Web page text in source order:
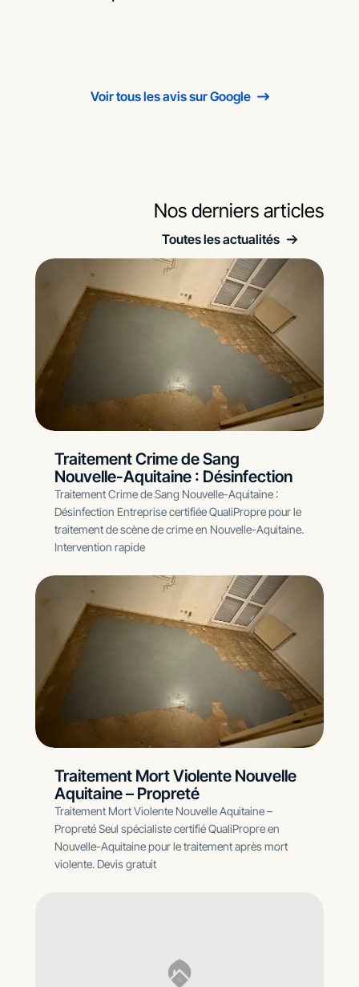
Voir tous les avis sur Google
Nos derniers articles
Toutes les actualités
Traitement Crime de Sang
Nouvelle-Aquitaine : Désinfection
Traitement Crime de Sang Nouvelle-Aquitaine :
Désinfection Entreprise certifiée QualiPropre pour le
traitement de scène de crime en Nouvelle-Aquitaine.
Intervention rapide
Traitement Mort Violente Nouvelle
Aquitaine – Propreté
Traitement Mort Violente Nouvelle Aquitaine –
Propreté Seul spécialiste certifié QualiPropre en
Nouvelle-Aquitaine pour le traitement après mort
violente. Devis gratuit